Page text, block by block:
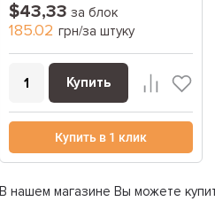
$43,33 за блок
185.02 грн/за штуку
Купить
Купить в 1 клик
В нашем магазине Вы можете